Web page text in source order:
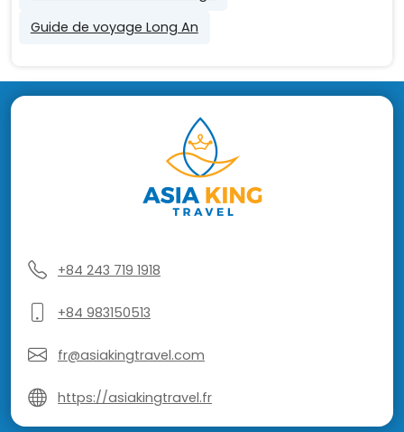
Guide de voyage Long An
+84 243 719 1918
+84 983150513
fr@asiakingtravel.com
https://asiakingtravel.fr